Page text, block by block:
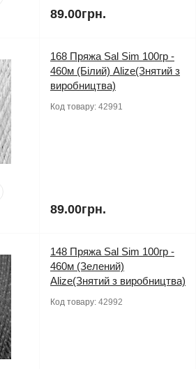
89.00грн.
168 Пряжа Sal Sim 100гр -
460м (Білий) Alize(Знятий з
виробництва)
Код товару: 42991
89.00грн.
148 Пряжа Sal Sim 100гр -
460м (Зелений)
Alize(Знятий з виробництва)
Код товару: 42992